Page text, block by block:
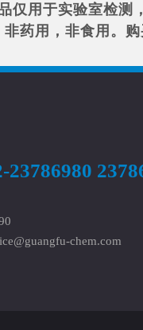
仅用于实验室检测
非药用，非食用。
chem.com